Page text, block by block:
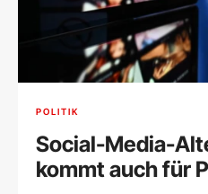
POLITIK
Social-Media-
kommt auch für